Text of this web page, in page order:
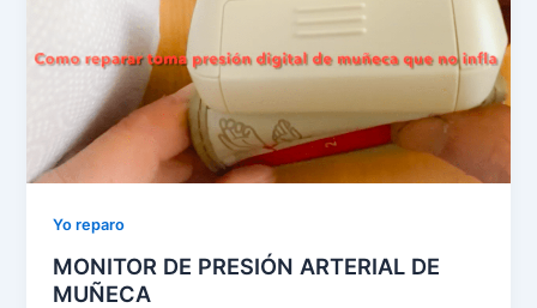
Yo reparo
MONITOR DE PRESIÓN ARTERIAL DE
MUÑECA